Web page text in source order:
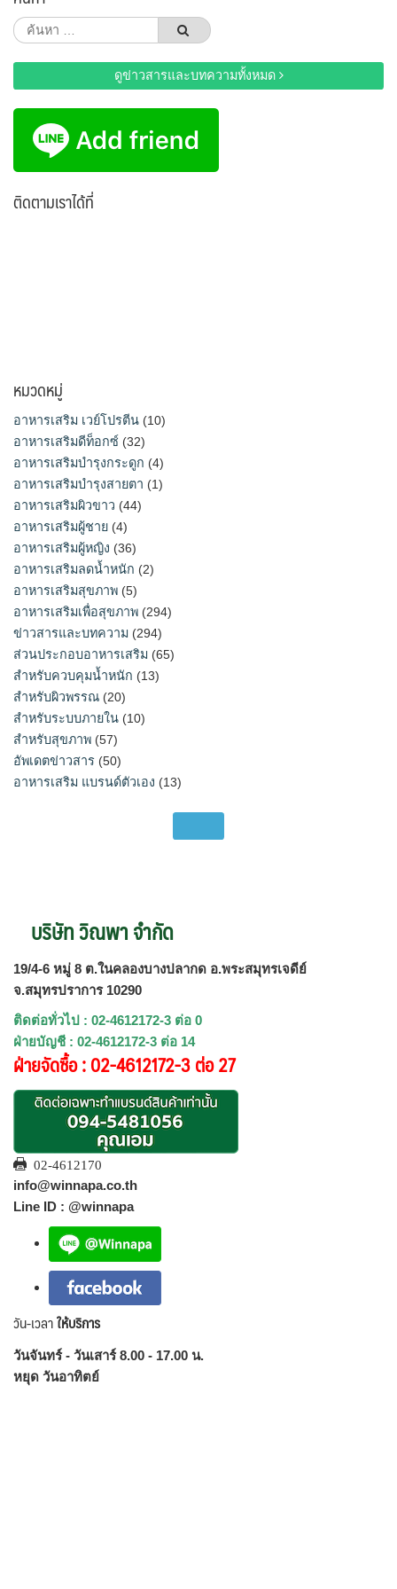
ค้นหา
สำหรับ:
ดูข่าวสารและบทความทั้งหมด
ติดตามเราได้ที่
หมวดหมู่
อาหารเสริม เวย์โปรตีน (10)
อาหารเสริมดีท็อกซ์ (32)
อาหารเสริมบำรุงกระดูก (4)
อาหารเสริมบำรุงสายตา (1)
อาหารเสริมผิวขาว (44)
อาหารเสริมผู้ชาย (4)
อาหารเสริมผู้หญิง (36)
อาหารเสริมลดน้ำหนัก (2)
อาหารเสริมสุขภาพ (5)
อาหารเสริมเพื่อสุขภาพ (294)
ข่าวสารและบทความ (294)
ส่วนประกอบอาหารเสริม (65)
สำหรับควบคุมน้ำหนัก (13)
สำหรับผิวพรรณ (20)
สำหรับระบบภายใน (10)
สำหรับสุขภาพ (57)
อัพเดตข่าวสาร (50)
อาหารเสริม แบรนด์ตัวเอง (13)
บริษัท วิณพา จำกัด
19/4-6 หมู่ 8 ต.ในคลองบางปลากด อ.พระสมุทรเจดีย์
จ.สมุทรปราการ 10290
ติดต่อทั่วไป : 02-4612172-3 ต่อ 0
ฝ่ายบัญชี : 02-4612172-3 ต่อ 14
ฝ่ายจัดซื้อ : 02-4612172-3 ต่อ 27
02-4612170
info@winnapa.co.th
Line ID : @winnapa
วัน-เวลาให้บริการ
วันจันทร์ - วันเสาร์ 8.00 - 17.00 น.
หยุด วันอาทิตย์